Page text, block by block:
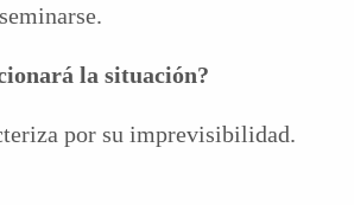
la situación?
por su imprevisibilidad.